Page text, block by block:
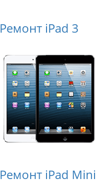
Ремонт iPad 3
Ремонт iPad Mini